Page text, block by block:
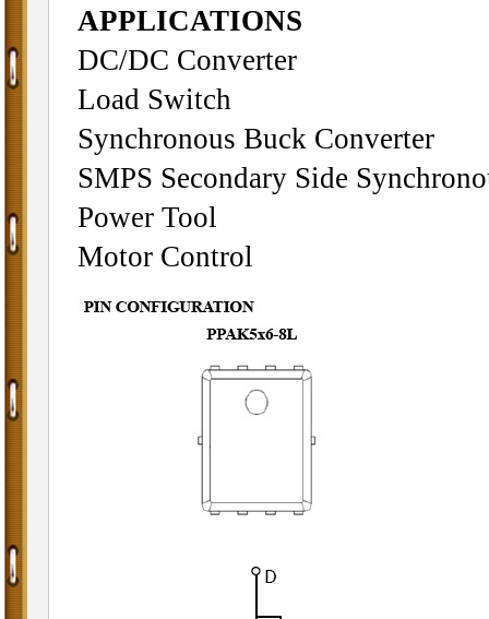
APPLICATIONS
DC/DC Converter
Load Switch
Synchronous Buck Converter
SMPS Secondary Side
Power Tool
Motor Control